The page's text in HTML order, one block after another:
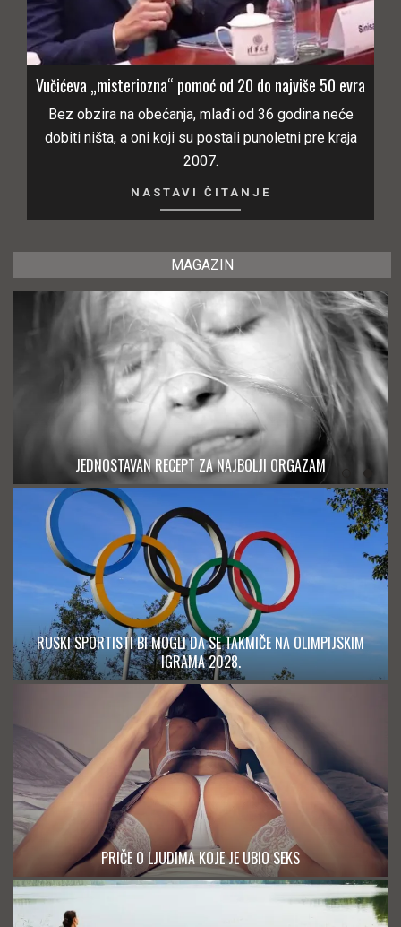
Vučićeva „misteriozna“ pomoć od 20 do najviše 50 evra
Bez obzira na obećanja, mlađi od 36 godina neće
dobiti ništa, a oni koji su postali punoletni pre kraja
2007.
NASTAVI ČITANJE
MAGAZIN
JEDNOSTAVAN RECEPT ZA NAJBOLJI ORGAZAM
RUSKI SPORTISTI BI MOGLI DA SE TAKMIČE NA OLIMPIJSKIM
IGRAMA 2028.
PRIČE O LJUDIMA KOJE JE UBIO SEKS